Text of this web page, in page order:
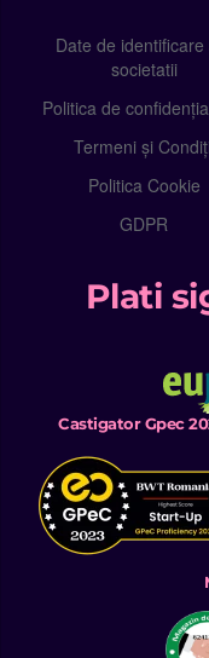
Date de identificare
societatii
Politica de
Termeni și
Politica Cookie
GDPR
Plati
Castigator Gpec